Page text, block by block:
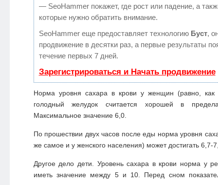
— SeoHammer покажет, где рост или падение, а
которые нужно обратить внимание.
SeoHammer еще предоставляет технологию Буст,
продвижение в десятки раз, а первые результаты
течение первых 7 дней.
Зарегистрироваться и Начать продвижение
Норма уровня сахара в крови у женщин (равно,
голодный желудок считается хорошей в
Максимальное значение 6,0.
По прошествии двух часов после еды норма уровня
же самое и у женского населения) может достигать 6,7-
Другое дело дети. Уровень сахара в крови норма у
иметь значение между 5 и 10. Перед сном